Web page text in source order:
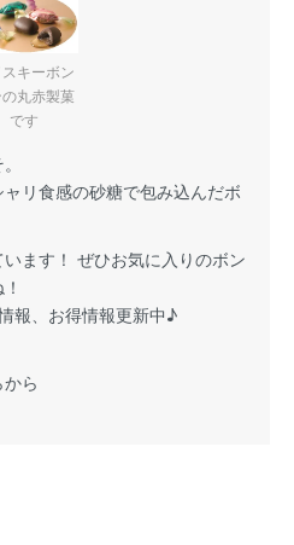
キーボン
丸赤製菓
です
リ食感の砂糖で包み込んだボ
ます！ ぜひお気に入りのボン
報、お得情報更新中♪
ら